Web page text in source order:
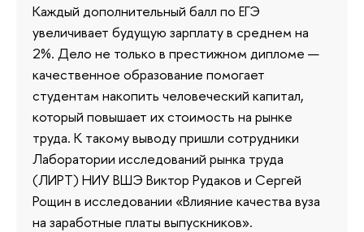
Каждый дополнительный балл по ЕГЭ
увеличивает будущую зарплату в среднем на
2%. Дело не только в престижном дипломе —
качественное образование помогает
студентам накопить человеческий капитал,
который повышает их стоимость на рынке
труда. К такому выводу пришли сотрудники
Лаборатории исследований рынка труда
(ЛИРТ) НИУ ВШЭ Виктор Рудаков и Сергей
Рощин в исследовании «Влияние качества вуза
на заработные платы выпускников».